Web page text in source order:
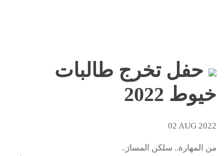
حفل تخرج طالبات
خيوط 2022
02 AUG 2022
من المهارة.. سلكن المسارَ..